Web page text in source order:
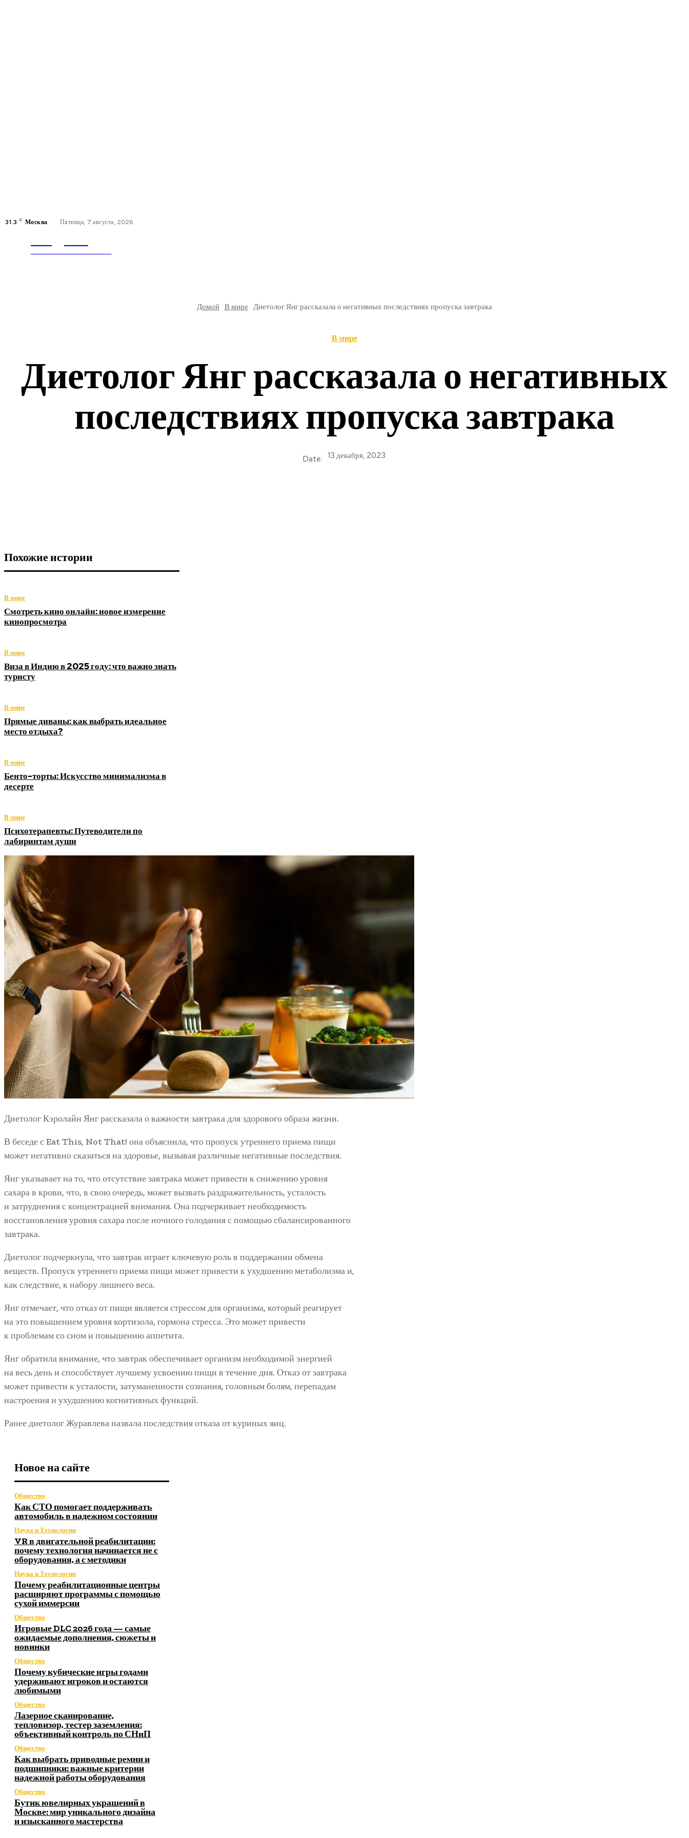
31.3 C Москва Пятница, 7 августа, 2026
Домой В мире Диетолог Янг рассказала о негативных последствиях пропуска завтрака
В мире
Диетолог Янг рассказала о негативных
последствиях пропуска завтрака
Date: 13 декабря, 2023
Похожие истории
В мире
Смотреть кино онлайн: новое измерение
кинопросмотра
В мире
Виза в Индию в 2025 году: что важно знать
туристу
В мире
Прямые диваны: как выбрать идеальное
место отдыха?
В мире
Бенто-торты: Искусство минимализма в
десерте
В мире
Психотерапевты: Путеводители по
лабиринтам души
Диетолог Кэролайн Янг рассказала о важности завтрака для здорового образа жизни.
В беседе с Eat This, Not That! она объяснила, что пропуск утреннего приема пищи
может негативно сказаться на здоровье, вызывая различные негативные последствия.
Янг указывает на то, что отсутствие завтрака может привести к снижению уровня
сахара в крови, что, в свою очередь, может вызвать раздражительность, усталость
и затруднения с концентрацией внимания. Она подчеркивает необходимость
восстановления уровня сахара после ночного голодания с помощью сбалансированного
завтрака.
Диетолог подчеркнула, что завтрак играет ключевую роль в поддержании обмена
веществ. Пропуск утреннего приема пищи может привести к ухудшению метаболизма и,
как следствие, к набору лишнего веса.
Янг отмечает, что отказ от пищи является стрессом для организма, который реагирует
на это повышением уровня кортизола, гормона стресса. Это может привести
к проблемам со сном и повышению аппетита.
Янг обратила внимание, что завтрак обеспечивает организм необходимой энергией
на весь день и способствует лучшему усвоению пищи в течение дня. Отказ от завтрака
может привести к усталости, затуманенности сознания, головным болям, перепадам
настроения и ухудшению когнитивных функций.
Ранее диетолог Журавлева назвала последствия отказа от куриных яиц.
Новое на сайте
Общество
Как СТО помогает поддерживать
автомобиль в надежном состоянии
Наука и Технологии
VR в двигательной реабилитации:
почему технология начинается не с
оборудования, а с методики
Наука и Технологии
Почему реабилитационные центры
расширяют программы с помощью
сухой иммерсии
Общество
Игровые DLC 2026 года — самые
ожидаемые дополнения, сюжеты и
новинки
Общество
Почему кубические игры годами
удерживают игроков и остаются
любимыми
Общество
Лазерное сканирование,
тепловизор, тестер заземления:
объективный контроль по СНиП
Общество
Как выбрать приводные ремни и
подшипники: важные критерии
надежной работы оборудования
Общество
Бутик ювелирных украшений в
Москве: мир уникального дизайна
и изысканного мастерства